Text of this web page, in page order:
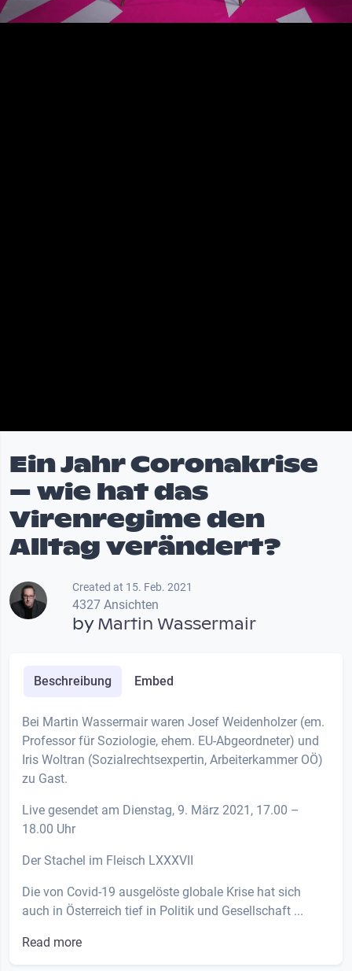
Ein Jahr Coronakrise
– wie hat das
Virenregime den
Alltag verändert?
Created at 15. Feb. 2021
4327 Ansichten
byMartin Wassermair
Beschreibung Embed
Bei Martin Wassermair waren Josef Weidenholzer (em.
Professor für Soziologie, ehem. EU-Abgeordneter) und
Iris Woltran (Sozialrechtsexpertin, Arbeiterkammer OÖ)
zu Gast.
Live gesendet am Dienstag, 9. März 2021, 17.00 –
18.00 Uhr
Der Stachel im Fleisch LXXXVII
Die von Covid-19 ausgelöste globale Krise hat sich
auch in Österreich tief in Politik und Gesellschaft ...
Read more